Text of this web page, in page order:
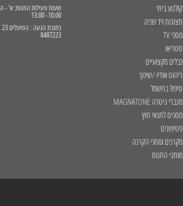
קולנוע ביתי
תצוגות ויד שניה
מסכי TV
סטריאו
כבלים מקצועיים
ריהוט אודיו /שיכוך
טיפול בחשמל
מגברי גיטרה MAGNATONE
מסכים לתנאי חוץ
פטיפונים
מקרנים ומסכי הקרנה
מותגי החנות
10:00- 13:00
8487223